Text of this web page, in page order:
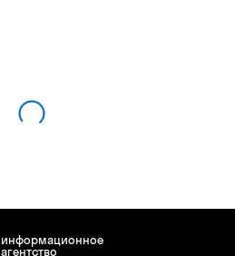
информационное
агентство